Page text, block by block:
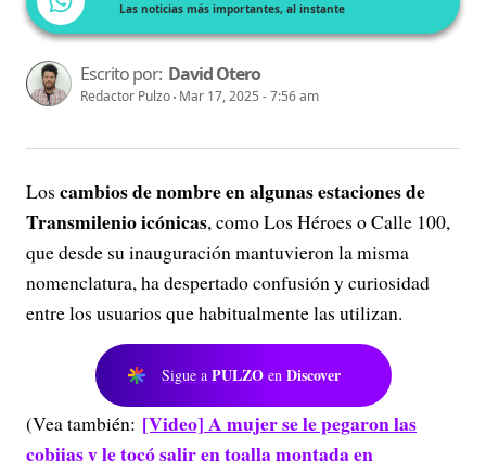
Las noticias más importantes, al instante
Escrito por: David Otero
Redactor Pulzo Mar 17, 2025 - 7:56 am
Los cambios de nombre en algunas estaciones de
Transmilenio icónicas, como Los Héroes o Calle 100,
que desde su inauguración mantuvieron la misma
nomenclatura, ha despertado confusión y curiosidad
entre los usuarios que habitualmente las utilizan.
Sigue a PULZO en Discover
(Vea también: [Video] A mujer se le pegaron las
cobijas y le tocó salir en toalla montada en